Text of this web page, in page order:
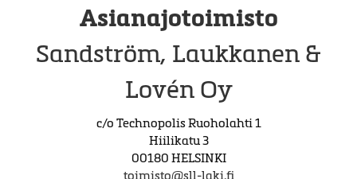
Asianajotoimisto
Sandström, Laukkanen &
Lovén Oy
c/o Technopolis Ruoholahti 1
Hiilikatu 3
00180 HELSINKI
toimisto@sll-laki.fi